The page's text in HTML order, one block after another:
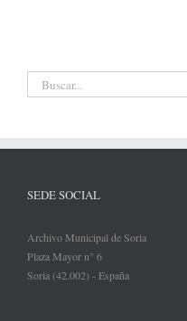
Buscar:
SEDE SOCIAL
Archivo Municipal de Soria
Plaza Mayor n° 6
Soria (42.002) - España